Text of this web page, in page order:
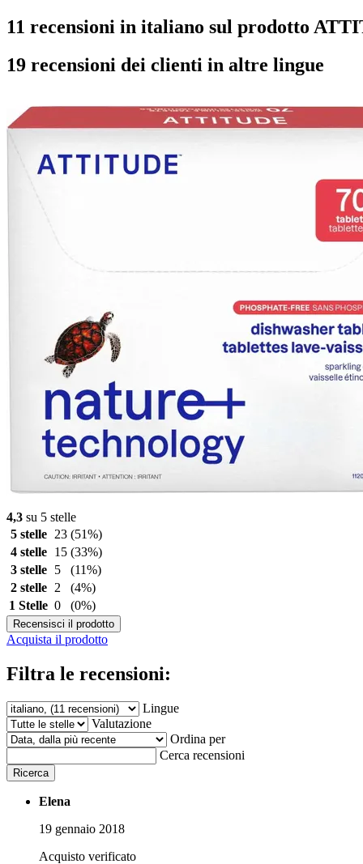
11 recensioni in italiano sul prodotto
19 recensioni dei clienti in altre lingue
4,3 su 5 stelle
5 stelle
23 (51%)
4 stelle
15 (33%)
3 stelle
5
(11%)
2 stelle
2
(4%)
1 Stelle 0 (0%)
Recensisci il prodotto
Acquista il prodotto
Filtra le recensioni:
Lingue
Valutazione
Ordina per
Cerca recensioni
Ricerca
Elena
19 gennaio 2018
Acquisto verificato